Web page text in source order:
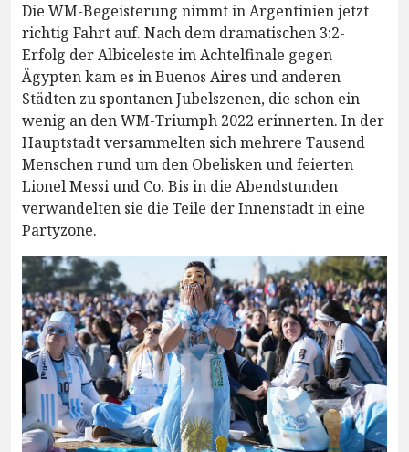
Die WM-Begeisterung nimmt in Argentinien jetzt
richtig Fahrt auf. Nach dem dramatischen 3:2-
Erfolg der Albiceleste im Achtelfinale gegen
Ägypten kam es in Buenos Aires und anderen
Städten zu spontanen Jubelszenen, die schon ein
wenig an den WM-Triumph 2022 erinnerten. In der
Hauptstadt versammelten sich mehrere Tausend
Menschen rund um den Obelisken und feierten
Lionel Messi und Co. Bis in die Abendstunden
verwandelten sie die Teile der Innenstadt in eine
Partyzone.